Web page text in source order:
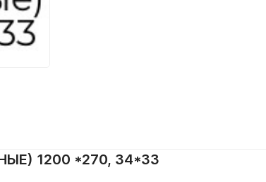
1200 *270, 34*33